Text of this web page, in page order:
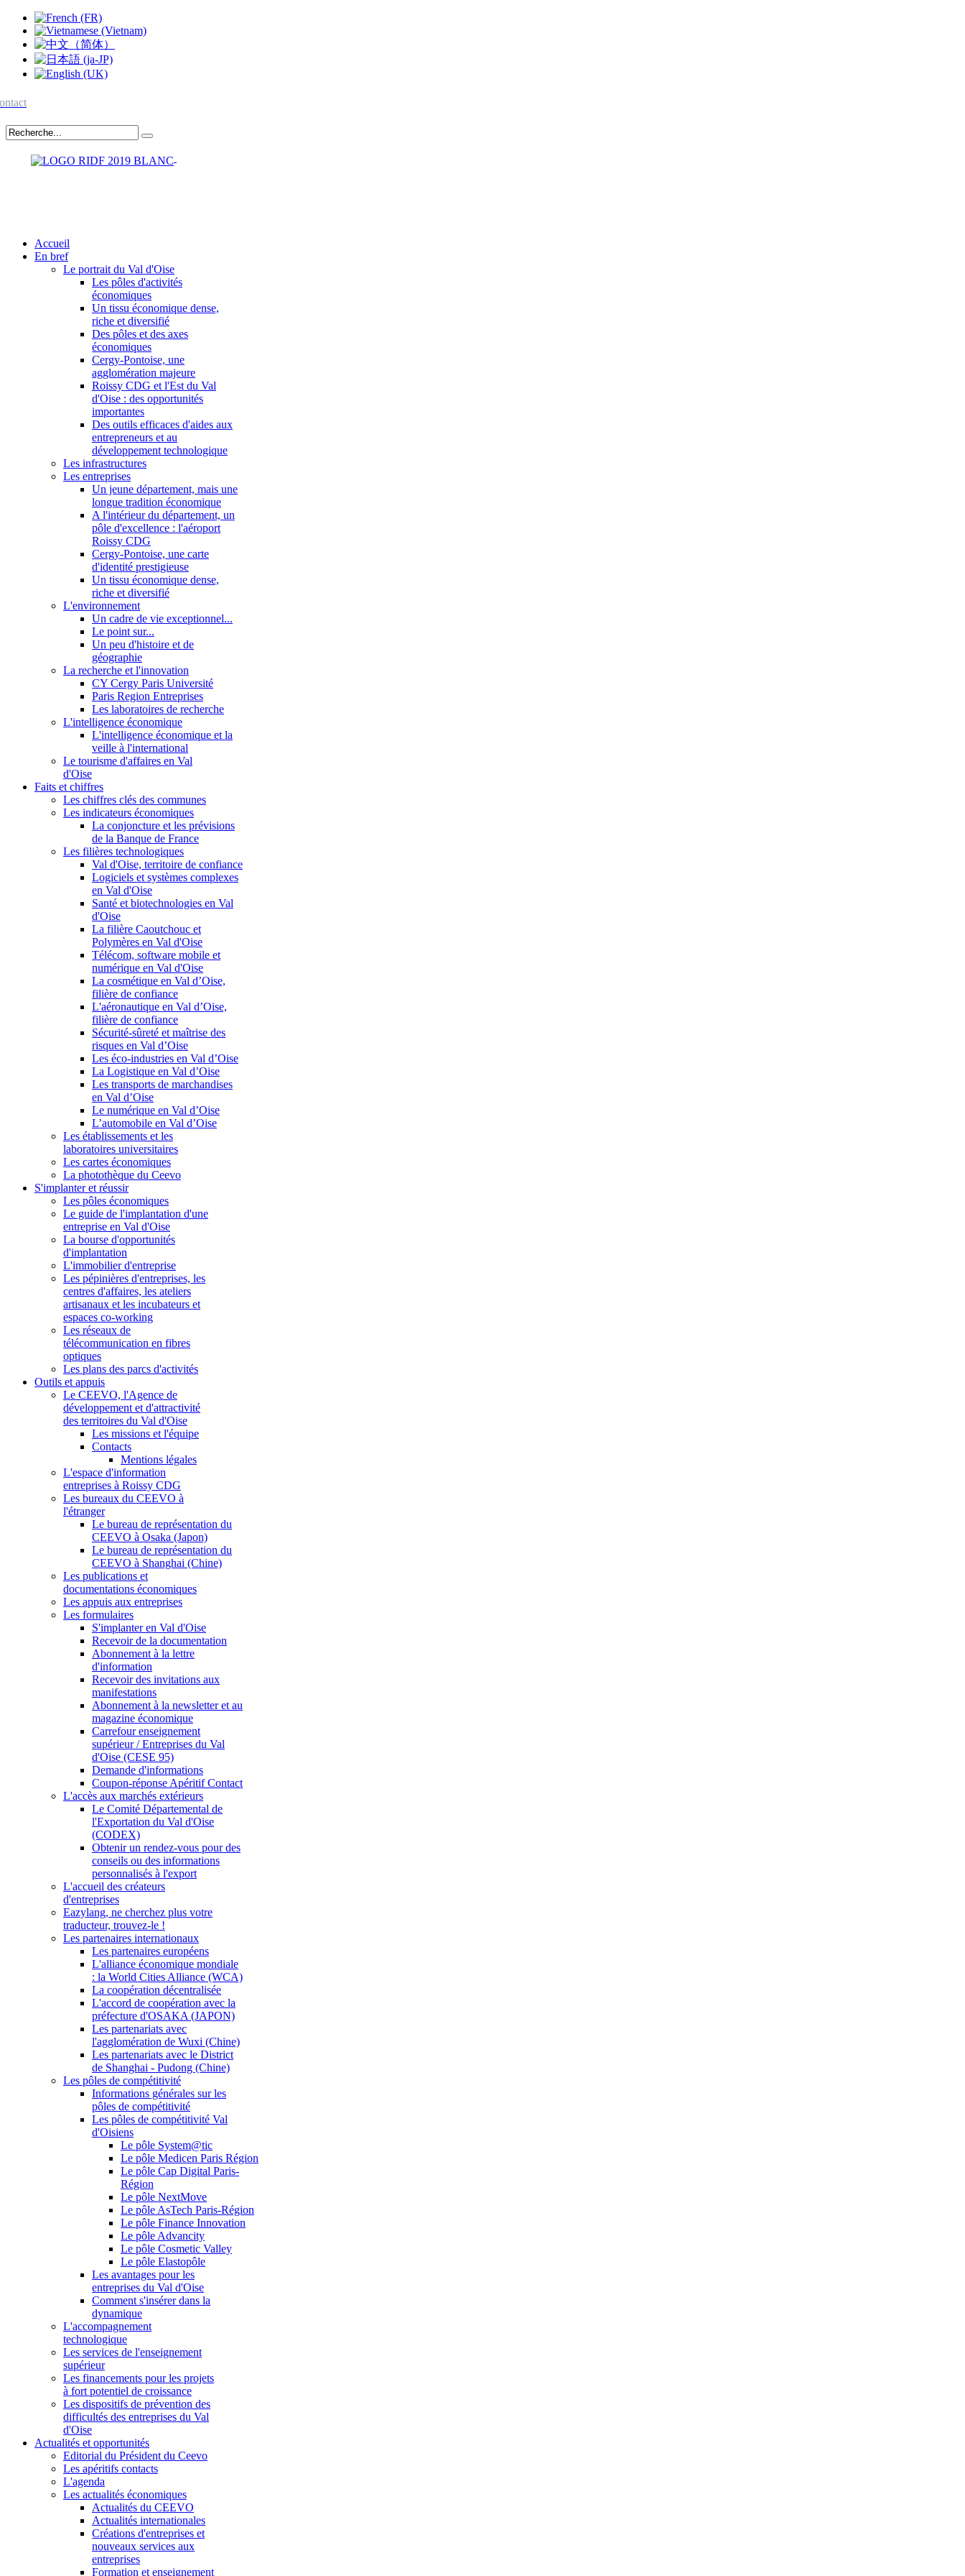
Accueil
En bref
Le portrait du Val d'Oise
Les pôles d'activités
économiques
Un tissu économique dense,
riche et diversifié
Des pôles et des axes
économiques
Cergy-Pontoise, une
agglomération majeure
Roissy CDG et l'Est du Val
d'Oise : des opportunités
importantes
Des outils efficaces d'aides aux
entrepreneurs et au
développement technologique
Les infrastructures
Les entreprises
Un jeune département, mais une
longue tradition économique
A l'intérieur du département, un
pôle d'excellence : l'aéroport
Roissy CDG
Cergy-Pontoise, une carte
d'identité prestigieuse
Un tissu économique dense,
riche et diversifié
L'environnement
Un cadre de vie exceptionnel...
Le point sur...
Un peu d'histoire et de
géographie
La recherche et l'innovation
CY Cergy Paris Université
Paris Region Entreprises
Les laboratoires de recherche
L'intelligence économique
L'intelligence économique et la
veille à l'international
Le tourisme d'affaires en Val
d'Oise
Faits et chiffres
Les chiffres clés des communes
Les indicateurs économiques
La conjoncture et les prévisions
de la Banque de France
Les filières technologiques
Val d'Oise, territoire de confiance
Logiciels et systèmes complexes
en Val d'Oise
Santé et biotechnologies en Val
d'Oise
La filière Caoutchouc et
Polymères en Val d'Oise
Télécom, software mobile et
numérique en Val d'Oise
La cosmétique en Val d’Oise,
filière de confiance
L'aéronautique en Val d’Oise,
filière de confiance
Sécurité-sûreté et maîtrise des
risques en Val d’Oise
Les éco-industries en Val d’Oise
La Logistique en Val d’Oise
Les transports de marchandises
en Val d’Oise
Le numérique en Val d’Oise
L’automobile en Val d’Oise
Les établissements et les
laboratoires universitaires
Les cartes économiques
La photothèque du Ceevo
S'implanter et réussir
Les pôles économiques
Le guide de l'implantation d'une
entreprise en Val d'Oise
La bourse d'opportunités
d'implantation
L'immobilier d'entreprise
Les pépinières d'entreprises, les
centres d'affaires, les ateliers
artisanaux et les incubateurs et
espaces co-working
Les réseaux de
télécommunication en fibres
optiques
Les plans des parcs d'activités
Outils et appuis
Le CEEVO, l'Agence de
développement et d'attractivité
des territoires du Val d'Oise
Les missions et l'équipe
Contacts
Mentions légales
L'espace d'information
entreprises à Roissy CDG
Les bureaux du CEEVO à
l'étranger
Le bureau de représentation du
CEEVO à Osaka (Japon)
Le bureau de représentation du
CEEVO à Shanghai (Chine)
Les publications et
documentations économiques
Les appuis aux entreprises
Les formulaires
S'implanter en Val d'Oise
Recevoir de la documentation
Abonnement à la lettre
d'information
Recevoir des invitations aux
manifestations
Abonnement à la newsletter et au
magazine économique
Carrefour enseignement
supérieur / Entreprises du Val
d'Oise (CESE 95)
Demande d'informations
Coupon-réponse Apéritif Contact
L'accès aux marchés extérieurs
Le Comité Départemental de
l'Exportation du Val d'Oise
(CODEX)
Obtenir un rendez-vous pour des
conseils ou des informations
personnalisés à l'export
L'accueil des créateurs
d'entreprises
Eazylang, ne cherchez plus votre
traducteur, trouvez-le !
Les partenaires internationaux
Les partenaires européens
L'alliance économique mondiale
: la World Cities Alliance (WCA)
La coopération décentralisée
L'accord de coopération avec la
préfecture d'OSAKA (JAPON)
Les partenariats avec
l'agglomération de Wuxi (Chine)
Les partenariats avec le District
de Shanghai - Pudong (Chine)
Les pôles de compétitivité
Informations générales sur les
pôles de compétitivité
Les pôles de compétitivité Val
d'Oisiens
Le pôle System@tic
Le pôle Medicen Paris Région
Le pôle Cap Digital Paris-
Région
Le pôle NextMove
Le pôle AsTech Paris-Région
Le pôle Finance Innovation
Le pôle Advancity
Le pôle Cosmetic Valley
Le pôle Elastopôle
Les avantages pour les
entreprises du Val d'Oise
Comment s'insérer dans la
dynamique
L'accompagnement
technologique
Les services de l'enseignement
supérieur
Les financements pour les projets
à fort potentiel de croissance
Les dispositifs de prévention des
difficultés des entreprises du Val
d'Oise
Actualités et opportunités
Editorial du Président du Ceevo
Les apéritifs contacts
L'agenda
Les actualités économiques
Actualités du CEEVO
Actualités internationales
Créations d'entreprises et
nouveaux services aux
entreprises
Formation et enseignement